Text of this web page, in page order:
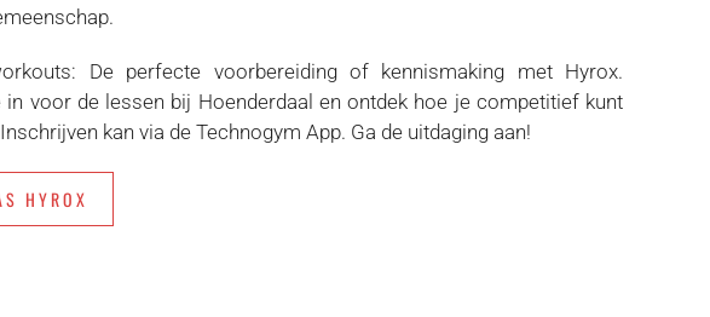
De perfecte voorbereiding of kennismaking met Hyrox.
in voor de lessen bij Hoenderdaal en ontdek hoe je competitief kunt
kan via de Technogym App. Ga de uitdaging aan!
HYROX